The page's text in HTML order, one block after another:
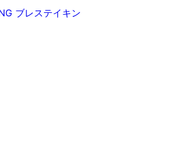
ブレステイキン